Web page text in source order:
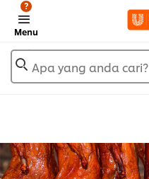
Menu
?
Apa yang anda cari?